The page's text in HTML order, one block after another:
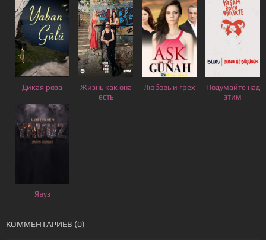
Дикая роза
Жизнь как она
есть
Любовь и грех
Подумайте над
этим
Явуз
КОММЕНТАРИЕВ (0)